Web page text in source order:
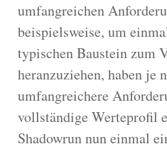
umfangreichen
beispielsweise, um
typischen Baustein zum
heranzuziehen, haben je
umfangreichere
vollständige Werteprofil
Shadowrun nun einmal